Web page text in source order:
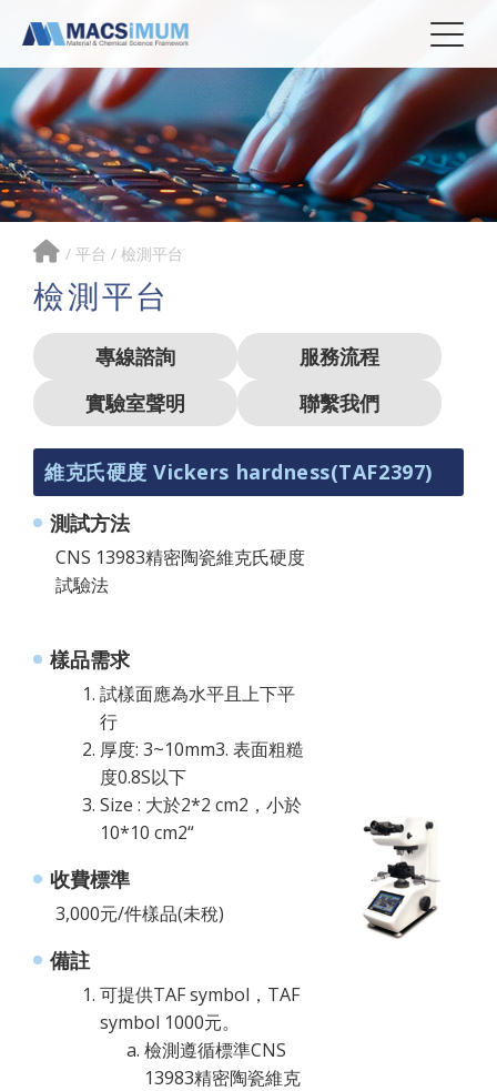
/平台 /檢測平台
檢測平台
專線諮詢
服務流程
實驗室聲明
聯繫我們
維克氏硬度 Vickers hardness(TAF2397)
測試方法
CNS 13983精密陶瓷維克氏硬度
試驗法
樣品需求
試樣面應為水平且上下平
行
厚度: 3~10mm3. 表面粗糙
度0.8S以下
Size : 大於2*2 cm2，小於
10*10 cm2“
收費標準
3,000元/件樣品(未稅)
備註
可提供TAF symbol，TAF
symbol 1000元。
檢測遵循標準CNS
13983精密陶瓷維克